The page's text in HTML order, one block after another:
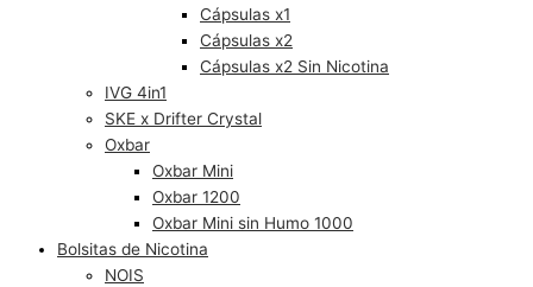
Cápsulas x1
Cápsulas x2
Cápsulas x2 Sin Nicotina
IVG 4in1
SKE x Drifter Crystal
Oxbar
Oxbar Mini
Oxbar 1200
Oxbar Mini sin Humo 1000
Bolsitas de Nicotina
NOIS